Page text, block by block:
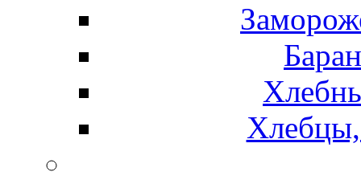
Хлебцы,